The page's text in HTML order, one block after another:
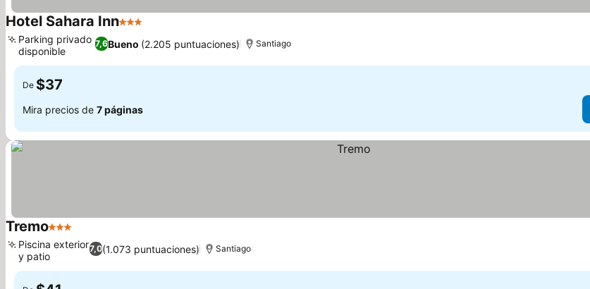
Hotel Sahara Inn3 Estrellas
7,6Bueno (2.205 puntuaciones)
Parking privado
disponible
Santiago
De $37
Mira precios de 7 páginas
Tremo3 Estrellas
7,0(1.073 puntuaciones)
Piscina exterior
y patio
Santiago